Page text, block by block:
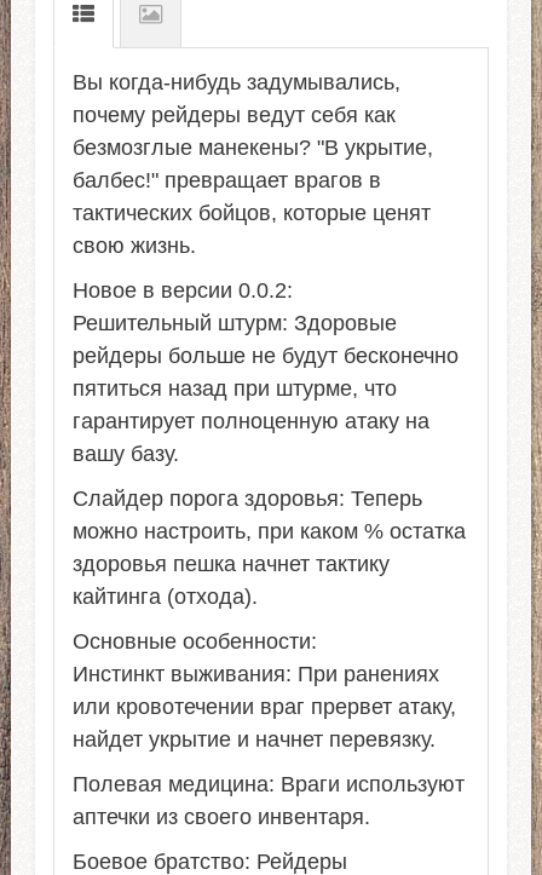
Вы когда-нибудь задумывались,
почему рейдеры ведут себя как
безмозглые манекены? "В укрытие,
балбес!" превращает врагов в
тактических бойцов, которые ценят
свою жизнь.
Новое в версии 0.0.2:
Решительный штурм: Здоровые
рейдеры больше не будут бесконечно
пятиться назад при штурме, что
гарантирует полноценную атаку на
вашу базу.
Слайдер порога здоровья: Теперь
можно настроить, при каком % остатка
здоровья пешка начнет тактику
кайтинга (отхода).
Основные особенности:
Инстинкт выживания: При ранениях
или кровотечении враг прервет атаку,
найдет укрытие и начнет перевязку.
Полевая медицина: Враги используют
аптечки из своего инвентаря.
Боевое братство: Рейдеры